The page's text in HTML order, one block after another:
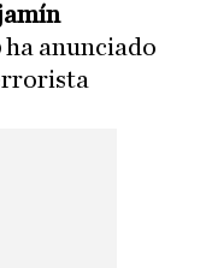
ha anunciado